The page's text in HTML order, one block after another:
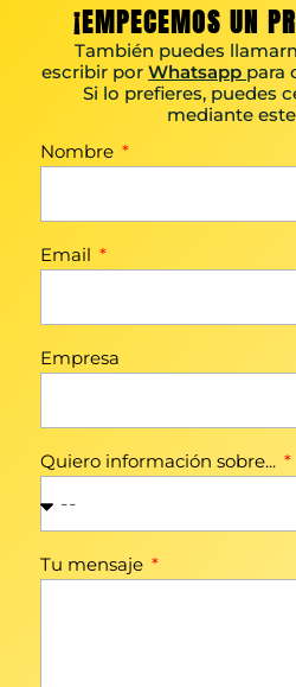
¡EMPECEMOS UN
También puedes
escribir por Whatsapp para
Si lo prefieres, puedes
mediante este
Nombre
Email
Empresa
Quiero información sobre...
Tu mensaje